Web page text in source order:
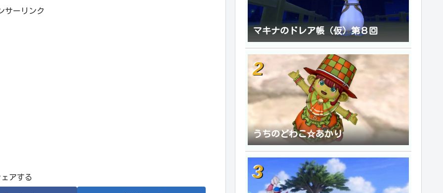
サーリンク
アする
マキナのドレア帳（仮）第８回
うちのどわこ☆あかり